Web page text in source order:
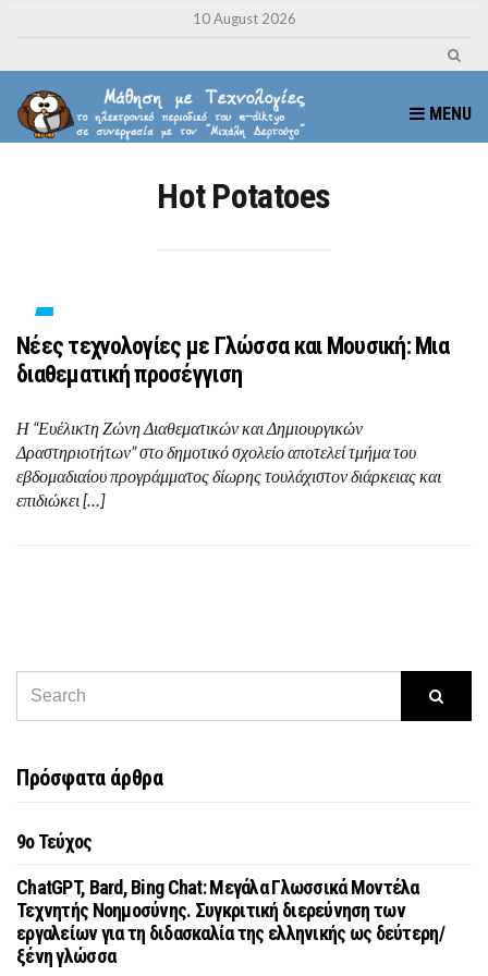
10 August 2026
MENU
Hot Potatoes
Νέες τεχνολογίες με Γλώσσα και Μουσική: Μια
διαθεματική προσέγγιση
Η “Ευέλικτη Ζώνη Διαθεματικών και Δημιουργικών
Δραστηριοτήτων” στο δημοτικό σχολείο αποτελεί τμήμα του
εβδομαδιαίου προγράμματος δίωρης τουλάχιστον διάρκειας και
επιδιώκει […]
Πρόσφατα άρθρα
9o Τεύχος
ChatGPT, Bard, Bing Chat: Μεγάλα Γλωσσικά Μοντέλα
Τεχνητής Νοημοσύνης. Συγκριτική διερεύνηση των
εργαλείων για τη διδασκαλία της ελληνικής ως δεύτερη/
ξένη γλώσσα